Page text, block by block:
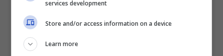
Nel marzo 2019 è divenuto
Zelanda e delegato apostolicoper varie
nazioni del Pacifico, portando il messaggio di
services development
Store and/or access information on a device
Learn more